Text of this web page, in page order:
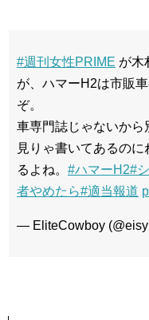
#週刊女性PRIME が木
が、ハマーH2は市販
ぞ。
車専門誌じゃないか
見りゃ書いてあるの
るよね。 #ハマーH2#
者やめたら#適当報道
— EliteCowboy